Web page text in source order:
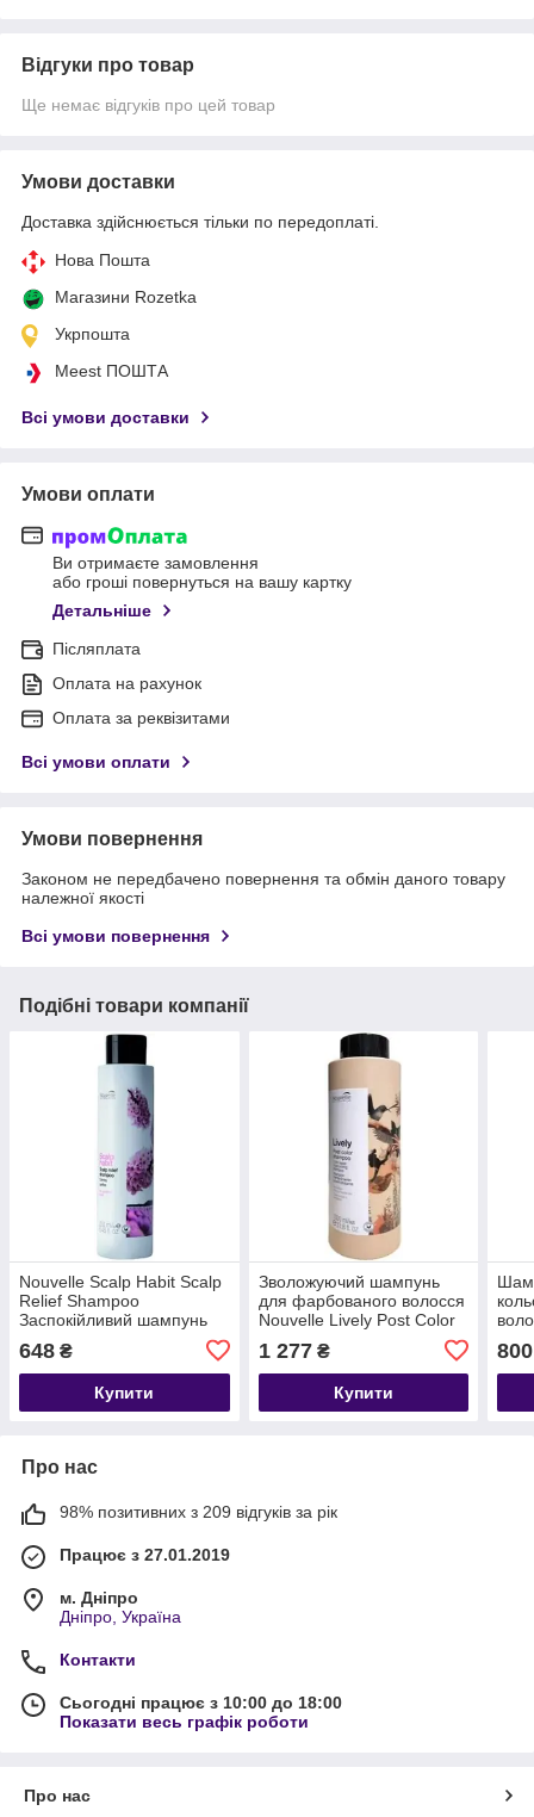
Відгуки про товар
Ще немає відгуків про цей товар
Умови доставки
Доставка здійснюється тільки по передоплаті.
Нова Пошта
Магазини Rozetka
Укрпошта
Meest ПОШТА
Всі умови доставки
Умови оплати
Ви отримаєте замовлення
або гроші повернуться на вашу картку
Детальніше
Післяплата
Оплата на рахунок
Оплата за реквізитами
Всі умови оплати
Умови повернення
Законом не передбачено повернення та обмін даного товару
належної якості
Всі умови повернення
Подібні товари компанії
Nouvelle Scalp Habit Scalp
Relief Shampoo
Заспокійливий шампунь
для чутливої шкіри голови
250 мл
648 ₴
Купити
Зволожуючий шампунь
для фарбованого волосся
Nouvelle Lively Post Color
1 277₴
Купити
800
Про нас
98% позитивних з 209 відгуків за рік
Працює з 27.01.2019
м. Дніпро
Дніпро, Україна
Контакти
Сьогодні працює з 10:00 до 18:00
Показати весь графік роботи
Про нас